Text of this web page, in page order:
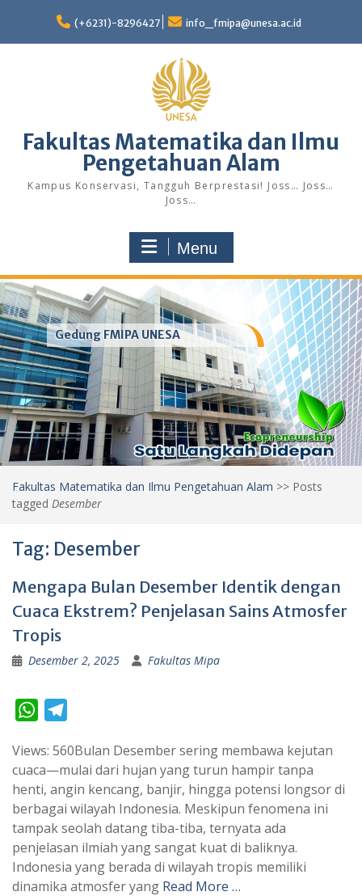
content
(+6231)-8296427 info_fmipa@unesa.ac.id
Fakultas Matematika dan Ilmu
Pengetahuan Alam
Kampus Konservasi, Tangguh Berprestasi! Joss… Joss…
Joss…
Menu
Gedung FMIPA UNESA
Fakultas Matematika dan Ilmu Pengetahuan Alam >> Posts
tagged Desember
Tag: Desember
Mengapa Bulan Desember Identik dengan
Cuaca Ekstrem? Penjelasan Sains Atmosfer
Tropis
Desember 2, 2025 Fakultas Mipa
W
a
t
s
A
p
p
l
e
g
r
a
m
Views: 560Bulan Desember sering membawa kejutan
cuaca—mulai dari hujan yang turun hampir tanpa
henti, angin kencang, banjir, hingga potensi longsor di
berbagai wilayah Indonesia. Meskipun fenomena ini
tampak seolah datang tiba-tiba, ternyata ada
penjelasan ilmiah yang sangat kuat di baliknya.
Indonesia yang berada di wilayah tropis memiliki
dinamika atmosfer yang Read More …